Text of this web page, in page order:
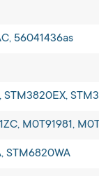
56041436as
M0T91981,
STM6820WA